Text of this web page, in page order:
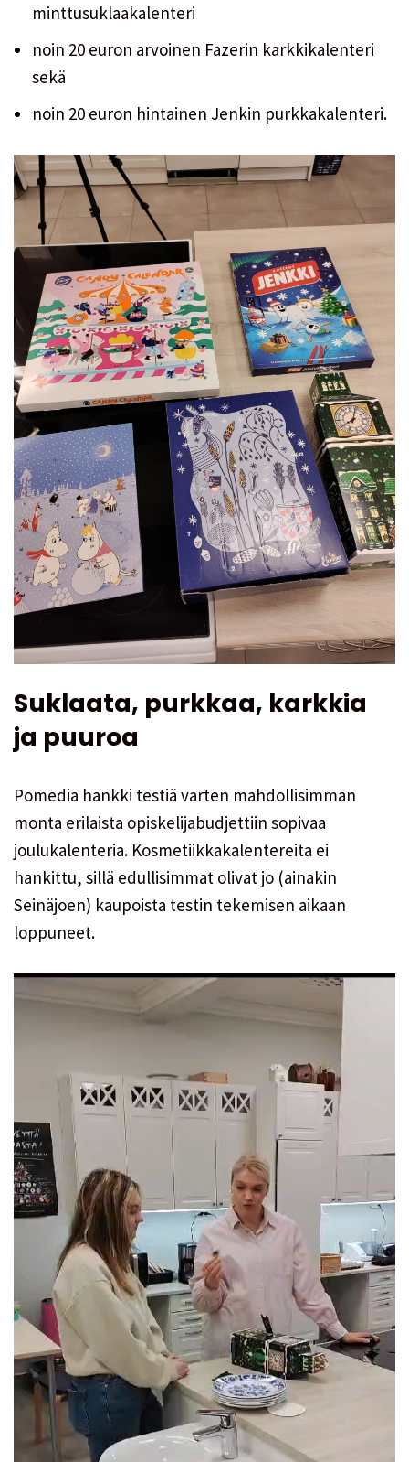
minttusuklaakalenteri
noin 20 euron arvoinen Fazerin karkkikalenteri
sekä
noin 20 euron hintainen Jenkin purkkakalenteri.
Suklaata, purkkaa, karkkia
ja puuroa
Pomedia hankki testiä varten mahdollisimman
monta erilaista opiskelijabudjettiin sopivaa
joulukalenteria. Kosmetiikkakalentereita ei
hankittu, sillä edullisimmat olivat jo (ainakin
Seinäjoen) kaupoista testin tekemisen aikaan
loppuneet.